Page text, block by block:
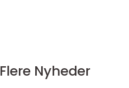
Flere Nyheder